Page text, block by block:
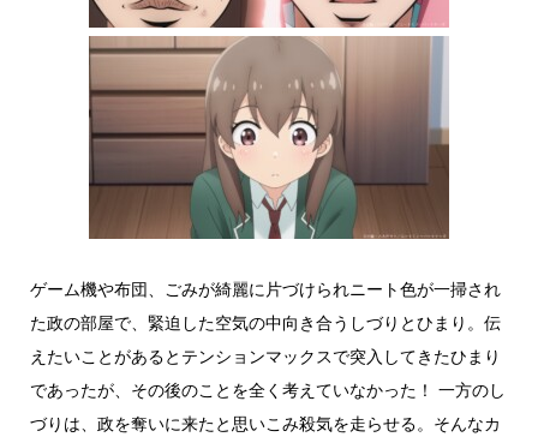
ゲーム機や布団、ごみが綺麗に片づけられニート色が一掃され
た政の部屋で、緊迫した空気の中向き合うしづりとひまり。伝
えたいことがあるとテンションマックスで突入してきたひまり
であったが、その後のことを全く考えていなかった！ 一方のし
づりは、政を奪いに来たと思いこみ殺気を走らせる。そんなカ